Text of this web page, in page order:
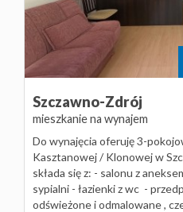
Szczawno-Zdrój
mieszkanie na wynajem
Do wynajęcia oferuję 3-
Kasztanowej / Klonowej w
składa się z: - salonu z
sypialni - łazienki z wc -
odświeżone i odmalowane ,